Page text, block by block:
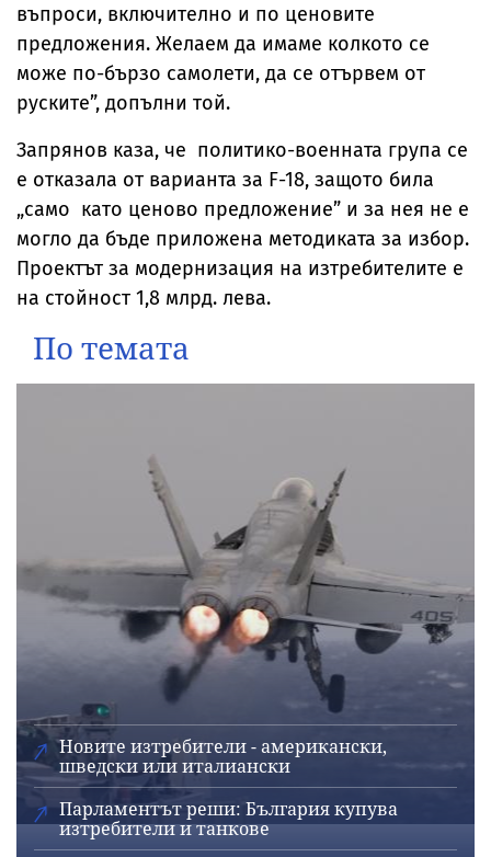
въпроси, включително и по ценовите
предложения. Желаем да имаме колкото се
може по-бързо самолети, да се отървем от
руските”, допълни той.
Запрянов каза, че политико-военната група се
е отказала от варианта за F-18, защото била
„само като ценово предложение” и за нея не е
могло да бъде приложена методиката за избор.
Проектът за модернизация на изтребителите е
на стойност 1,8 млрд. лева.
По темата
Новите изтребители - американски,
шведски или италиански
Парламентът реши: България купува
изтребители и танкове